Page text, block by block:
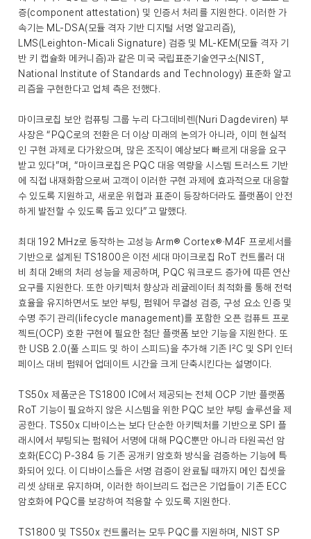
증(component attestation) 및 인증서 처리를 지원한다. 이러한 가
속기는 ML-DSA(모듈 격자 기반 디지털 서명 알고리즘),
LMS(Leighton-Micali Signature) 검증 및 ML-KEM(모듈 격자 기
반 키 캡슐화 메커니즘)과 같은 미국 국립표준기술연구소(NIST,
National Institute of Standards and Technology) 표준화 알고
리즘을 구현한다고 업체 측은 전했다.
마이크로칩 보안 컴퓨팅 그룹 누리 다그데비렌(Nuri Dagdeviren) 부
사장은 “PQC로의 전환은 더 이상 미래의 논의가 아니라, 이미 현실적
인 구현 과제로 다가왔으며, 많은 조직이 예상보다 빠르게 대응을 요구
받고 있다”며, “마이크로칩은 PQC 대응 역량을 시스템 트러스트 기반
에 직접 내재화함으로써 고객이 이러한 구현 과제에 효과적으로 대응할
수 있도록 지원하고, 새로운 위협과 표준이 등장하더라도 플랫폼이 안전
하게 발전할 수 있도록 돕고 있다”고 말했다.
최대 192 MHz로 동작하는 고성능 Arm® Cortex®·M4F 프로세서를
기반으로 설계된 TS1800은 이전 세대 마이크로칩 RoT 컨트롤러 대
비 최대 2배의 처리 성능을 제공하며, PQC 워크로드 증가에 따른 연산
요구를 지원한다. 또한 아키텍처 향상과 레귤레이터 최적화를 통해 전력
효율을 유지하면서도 보안 부팅, 펌웨어 무결성 검증, 구성 요소 인증 및
수명 주기 관리(lifecycle management)를 포함한 오픈 컴퓨트 프로
젝트(OCP) 호환 구현에 필요한 첨단 플랫폼 보안 기능을 지원한다. 또
한 USB 2.0(풀 스피드 및 하이 스피드)을 추가해 기존 I²C 및 SPI 인터
페이스 대비 펌웨어 업데이트 시간을 크게 단축시킨다는 설명이다.
TS50x 제품군은 TS1800 IC에서 제공되는 전체 OCP 기반 플랫폼
RoT 기능이 필요하지 않은 시스템을 위한 PQC 보안 부팅 솔루션을 제
공한다. TS50x 디바이스는 보다 단순한 아키텍처를 기반으로 SPI 플
래시에서 부팅되는 펌웨어 서명에 대해 PQC뿐만 아니라 타원곡선 암
호화(ECC) P-384 등 기존 공개키 암호화 방식을 검증하는 기능에 특
화되어 있다. 이 디바이스들은 서명 검증이 완료될 때까지 메인 칩셋을
리셋 상태로 유지하며, 이러한 하이브리드 접근은 기업들이 기존 ECC
암호화에 PQC를 보강하여 적용할 수 있도록 지원한다.
TS1800 및 TS50x 컨트롤러는 모두 PQC를 지원하며, NIST SP